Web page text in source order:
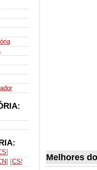
]
] [CS]
Melhores